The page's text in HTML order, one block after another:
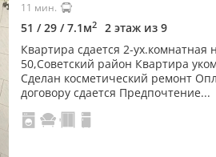
11 мин.
51 / 29 / 7.1м2
2 этаж из 9
Квартира сдается 2-ух.комнатная
50,Советский район Квартира
Сделан косметический ремонт
договору сдается Предпочтение...